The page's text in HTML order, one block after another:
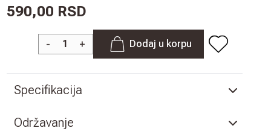
590,00 RSD
- + Dodaj u korpu
Specifikacija
Održavanje